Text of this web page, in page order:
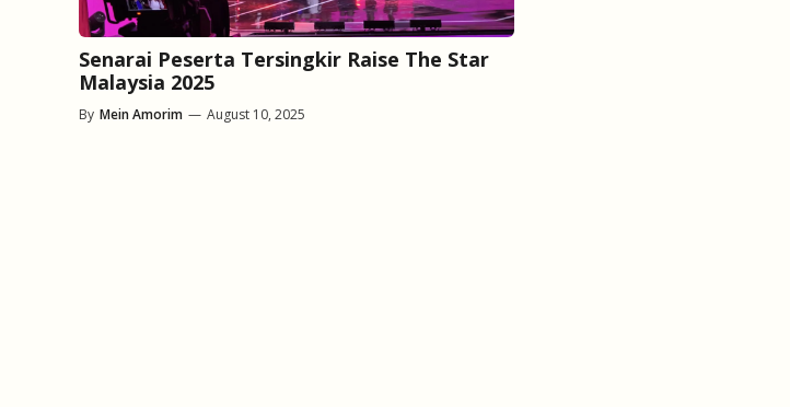
Senarai Peserta Tersingkir Raise The Star
Malaysia 2025
By Mein Amorim — August 10, 2025